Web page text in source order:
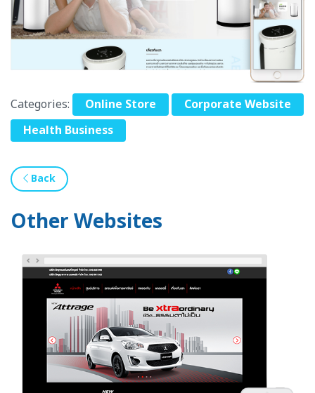
Categories: Online Store
Corporate Website
Health Business
Back
Other Websites